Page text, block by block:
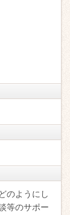
のようにし
等のサポー